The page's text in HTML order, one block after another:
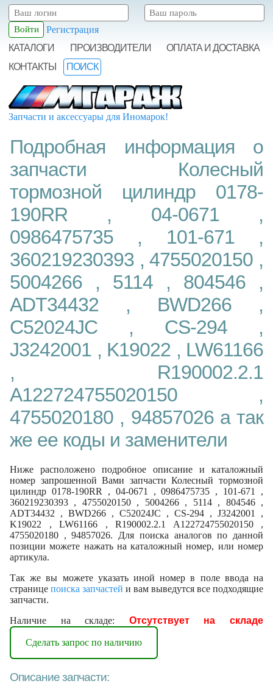
Регистрация
КАТАЛОГИ
ПРОИЗВОДИТЕЛИ
ОПЛАТА И ДОСТАВКА
КОНТАКТЫ
ПОИСК
Запчасти и аксессуары для Иномарок!
Подробная информация о
запчасти Колесный
тормозной цилиндр 0178-
190RR , 04-0671 ,
0986475735 , 101-671 ,
360219230393 , 4755020150 ,
5004266 , 5114 , 804546 ,
ADT34432 , BWD266 ,
C52024JC , CS-294 ,
J3242001 , K19022 , LW61166
, R190002.2.1
A122724755020150 ,
4755020180 , 94857026 а так
же ее коды и заменители
Ниже расположено подробное описание и каталожный
номер запрошенной Вами запчасти Колесный тормозной
цилиндр 0178-190RR , 04-0671 , 0986475735 , 101-671 ,
360219230393 , 4755020150 , 5004266 , 5114 , 804546 ,
ADT34432 , BWD266 , C52024JC , CS-294 , J3242001 ,
K19022 , LW61166 , R190002.2.1 A122724755020150 ,
4755020180 , 94857026. Для поиска аналогов по данной
позиции можете нажать на каталожный номер, или номер
артикула.
Так же вы можете указать иной номер в поле ввода на
странице поиска запчастей и вам выведутся все подходящие
запчасти.
Наличие на складе: Отсутствует на складе
Сделать запрос по наличию
Описание запчасти: